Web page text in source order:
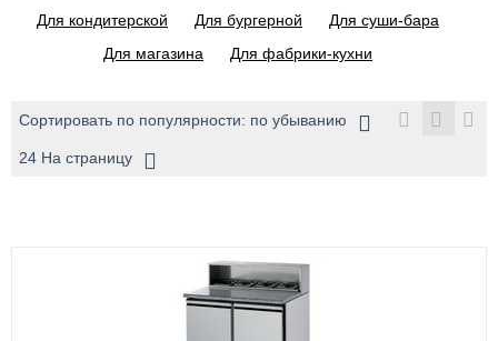
Для кондитерской
Для бургерной
Для суши-бара
Для магазина
Для фабрики-кухни
Сортировать по популярности: по убыванию
24 На страницу